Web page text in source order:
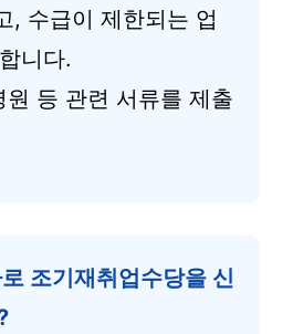
, 수급이 제한되는 업
니다.
원 등 관련 서류를 제출
조기재취업수당을 신